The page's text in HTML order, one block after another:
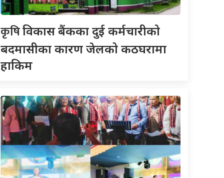
कृषिविकास बैंकका दुई कर्मचारीकाे
बदमासीका कारण जेलको कठघरामा
हाकिम